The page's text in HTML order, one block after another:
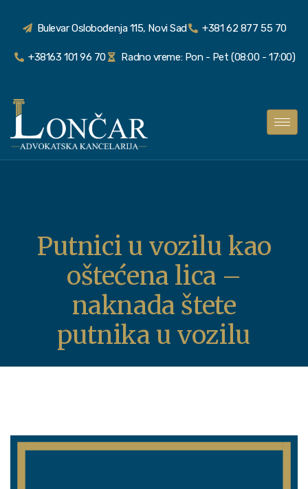
Bulevar Oslobođenja 115, Novi Sad +381 62 877 55 70
+38163 101 96 70 Radno vreme: Pon - Pet (08:00 - 17:00)
Putnici u vozilu kao
oštećena lica –
naknada štete
putnika u vozilu